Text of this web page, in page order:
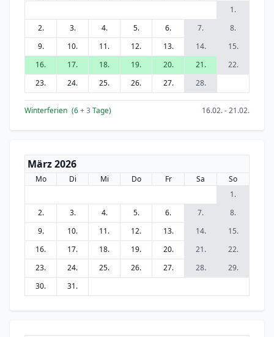
1.
2.
3. 4. 5. 6. 7.
8.
9.
10. 11. 12. 13. 14.
15.
16.
17. 18. 19. 20. 21.
22.
23.
24. 25. 26. 27. 28.
Winterferien (6+ 3 Tage) 16.02. - 21.02.
März 2026
Mo Di Mi Do Fr Sa
So
1.
2.
3. 4. 5. 6. 7.
8.
9.
10. 11. 12. 13. 14.
15.
16.
17. 18. 19. 20. 21.
22.
23.
24. 25. 26. 27. 28.
29.
30.
31.